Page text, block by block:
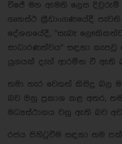
විජේ මහ ඇමති ලෙස දිවුරුම්
ගෘහස්ථ ක්‍රීඩාංගණයේදී
දේශනයේදී, "සැබෑ
සාධාරණත්වය" සඳහා
යුගයක් දැන් ආරම්භ වී ඇති
තමා හැර වෙනත් කිසිදු බල
බව ඔහු ප්‍රකාශ කළ අතර,
මධ්‍යස්ථානය වනු ඇති බව
රජය පිහිටුවීම සඳහා තම